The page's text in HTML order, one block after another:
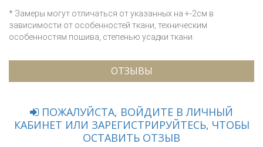
* Замеры могут отличаться от указанных на +-2см в
зависимости от особенностей ткани, техническим
особенностям пошива, степенью усадки ткани.
ОТЗЫВЫ
ПОЖАЛУЙСТА, ВОЙДИТЕ В ЛИЧНЫЙ
КАБИНЕТ ИЛИ ЗАРЕГИСТРИРУЙТЕСЬ, ЧТОБЫ
ОСТАВИТЬ ОТЗЫВ